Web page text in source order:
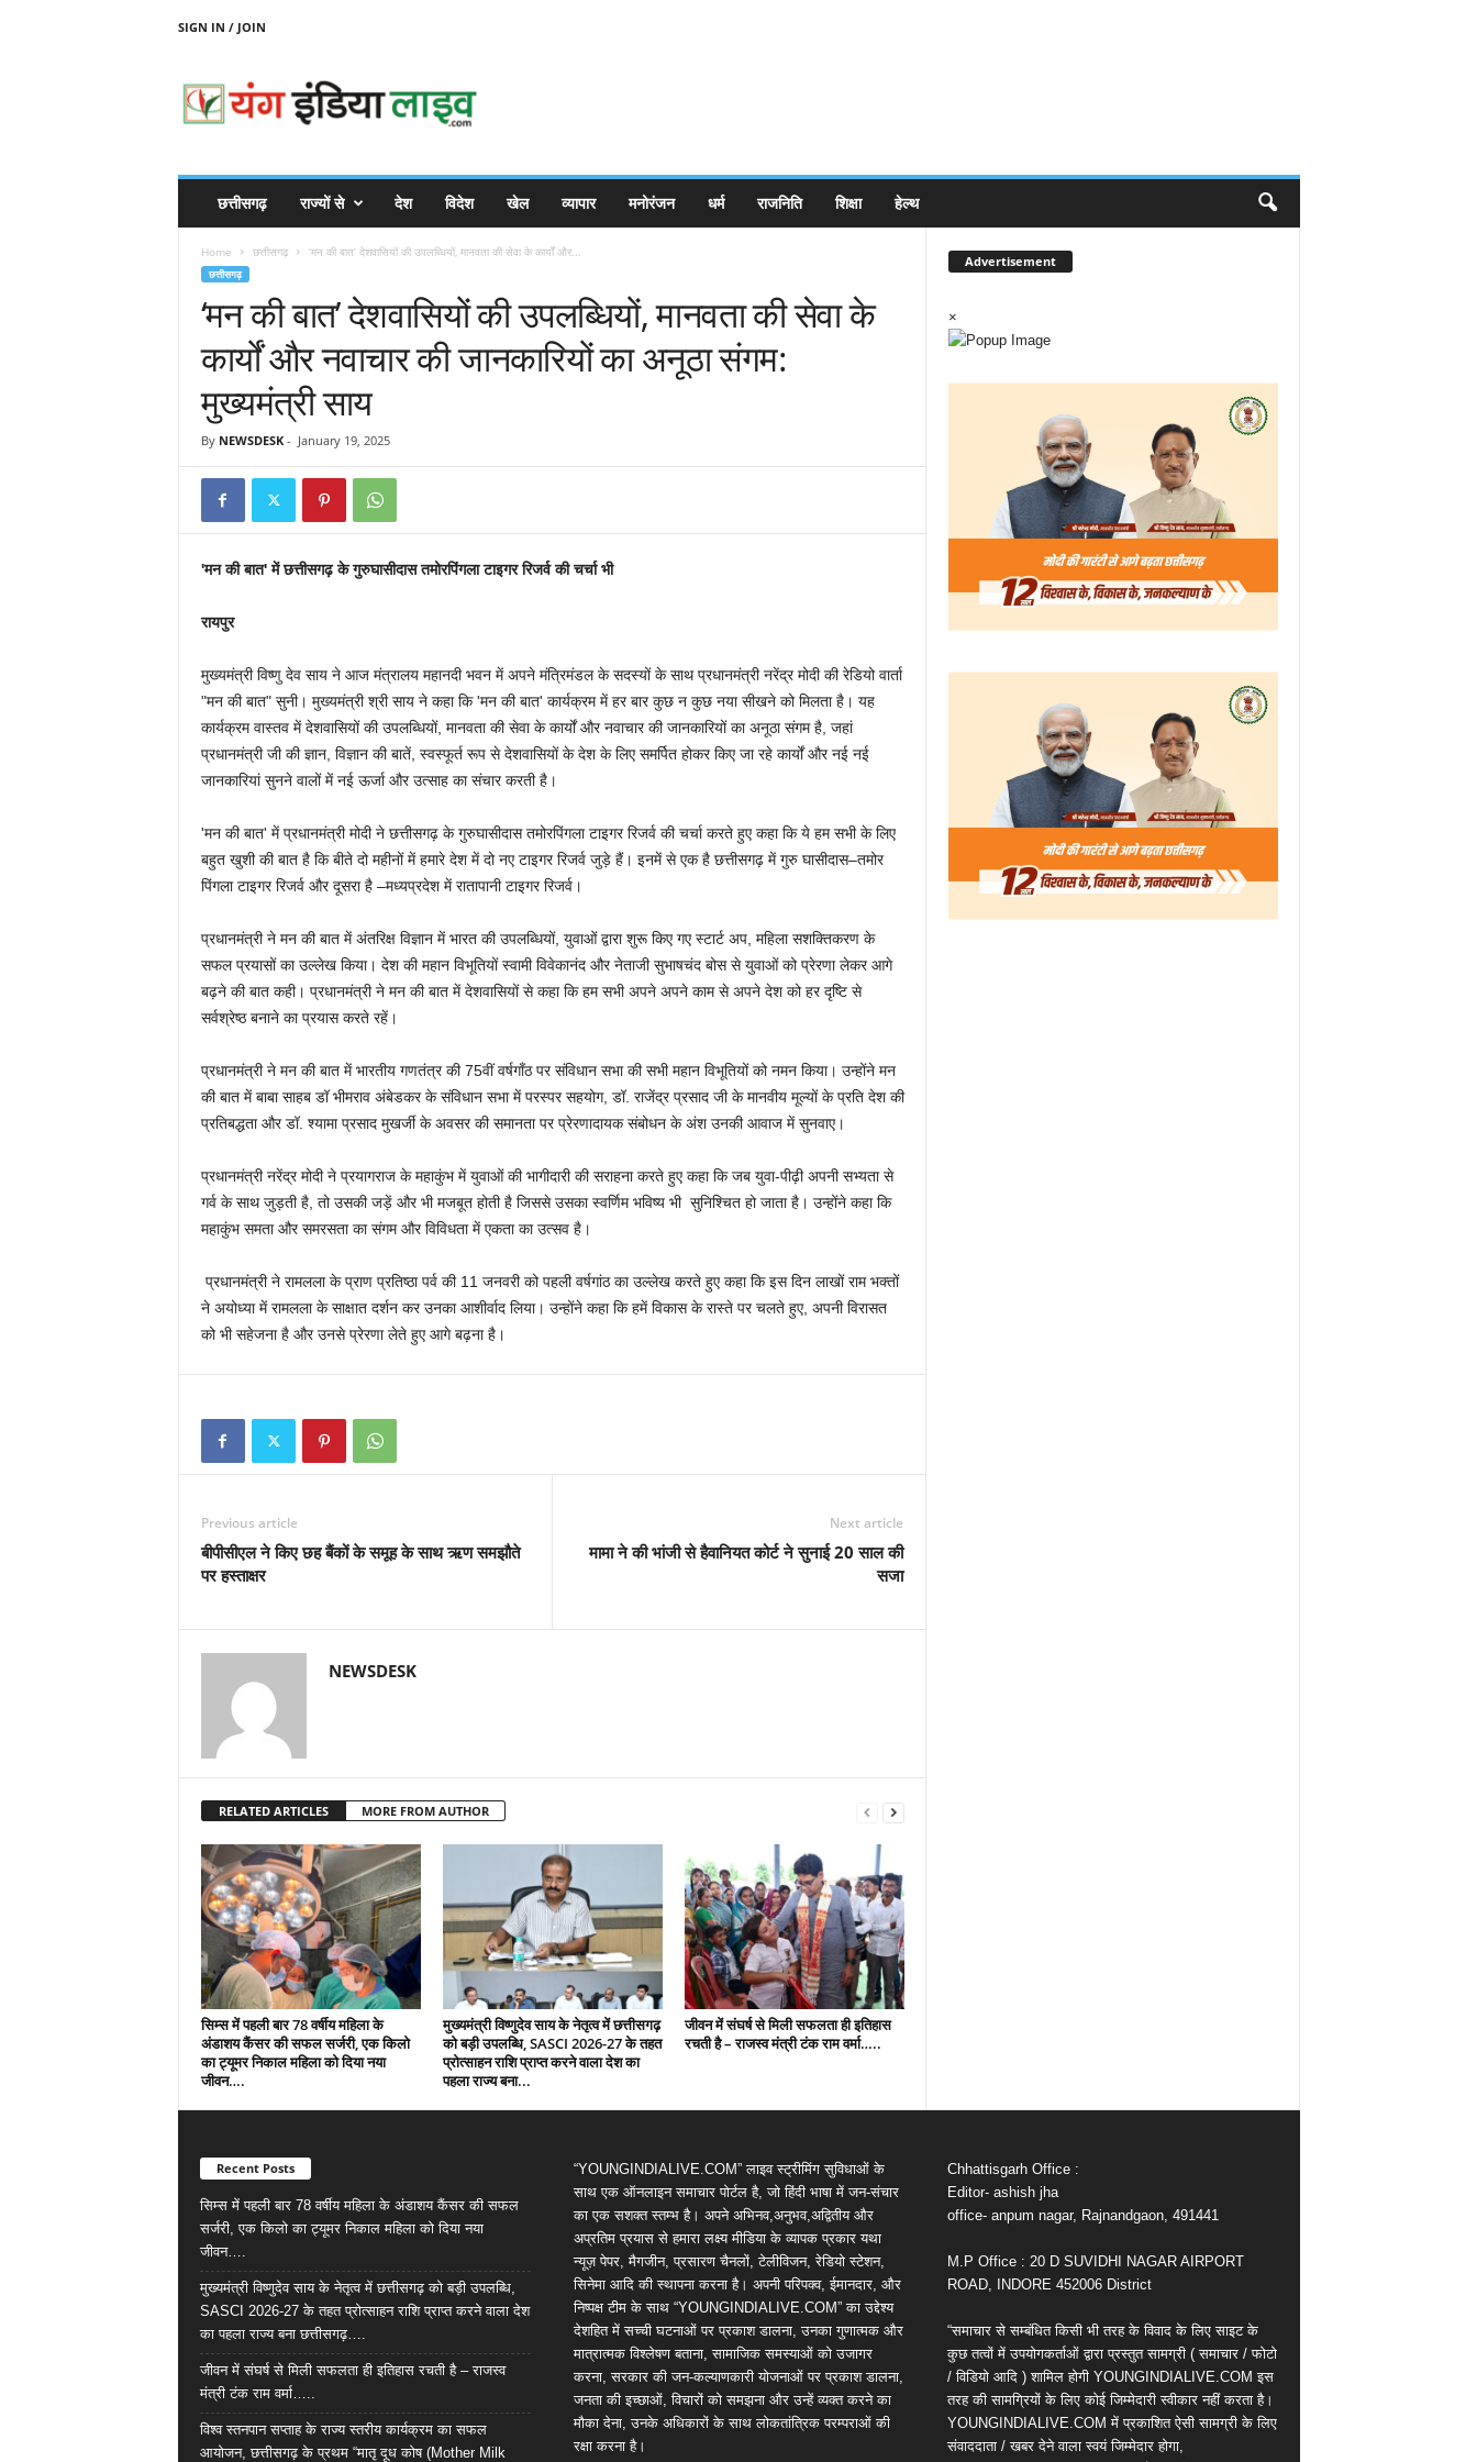
SIGN IN / JOIN
N
छत्तीसगढ़ राज्यों से देश विदेश खेल व्यापार मनोरंजन धर्म राजनिति शिक्षा हेल्थ
Home छत्तीसगढ़ ‘मन की बात’ देशवासियों की उपलब्धियों, मानवता की सेवा के कार्यों और...
छत्तीसगढ़
‘मन की बात’ देशवासियों की उपलब्धियों, मानवता की सेवा के
कार्यों और नवाचार की जानकारियों का अनूठा संगम:
मुख्यमंत्री साय
By NEWSDESK- January 19, 2025
'मन की बात' में छत्तीसगढ़ के गुरुघासीदास तमोरपिंगला टाइगर रिजर्व की चर्चा भी
रायपुर
मुख्यमंत्री विष्णु देव साय ने आज मंत्रालय महानदी भवन में अपने मंत्रिमंडल के सदस्यों के साथ प्रधानमंत्री नरेंद्र मोदी की रेडियो वार्ता
"मन की बात" सुनी। मुख्यमंत्री श्री साय ने कहा कि 'मन की बात' कार्यक्रम में हर बार कुछ न कुछ नया सीखने को मिलता है। यह
कार्यक्रम वास्तव में देशवासियों की उपलब्धियों, मानवता की सेवा के कार्यों और नवाचार की जानकारियों का अनूठा संगम है, जहां
प्रधानमंत्री जी की ज्ञान, विज्ञान की बातें, स्वस्फूर्त रूप से देशवासियों के देश के लिए समर्पित होकर किए जा रहे कार्यों और नई नई
जानकारियां सुनने वालों में नई ऊर्जा और उत्साह का संचार करती है।
'मन की बात' में प्रधानमंत्री मोदी ने छत्तीसगढ़ के गुरुघासीदास तमोरपिंगला टाइगर रिजर्व की चर्चा करते हुए कहा कि ये हम सभी के लिए
बहुत खुशी की बात है कि बीते दो महीनों में हमारे देश में दो नए टाइगर रिजर्व जुड़े हैं। इनमें से एक है छत्तीसगढ़ में गुरु घासीदास–तमोर
पिंगला टाइगर रिजर्व और दूसरा है –मध्यप्रदेश में रातापानी टाइगर रिजर्व।
प्रधानमंत्री ने मन की बात में अंतरिक्ष विज्ञान में भारत की उपलब्धियों, युवाओं द्वारा शुरू किए गए स्टार्ट अप, महिला सशक्तिकरण के
सफल प्रयासों का उल्लेख किया। देश की महान विभूतियों स्वामी विवेकानंद और नेताजी सुभाषचंद बोस से युवाओं को प्रेरणा लेकर आगे
बढ़ने की बात कही। प्रधानमंत्री ने मन की बात में देशवासियों से कहा कि हम सभी अपने अपने काम से अपने देश को हर दृष्टि से
सर्वश्रेष्ठ बनाने का प्रयास करते रहें।
प्रधानमंत्री ने मन की बात में भारतीय गणतंत्र की 75वीं वर्षगाँठ पर संविधान सभा की सभी महान विभूतियों को नमन किया। उन्होंने मन
की बात में बाबा साहब डॉ भीमराव अंबेडकर के संविधान सभा में परस्पर सहयोग, डॉ. राजेंद्र प्रसाद जी के मानवीय मूल्यों के प्रति देश की
प्रतिबद्धता और डॉ. श्यामा प्रसाद मुखर्जी के अवसर की समानता पर प्रेरणादायक संबोधन के अंश उनकी आवाज में सुनवाए।
प्रधानमंत्री नरेंद्र मोदी ने प्रयागराज के महाकुंभ में युवाओं की भागीदारी की सराहना करते हुए कहा कि जब युवा-पीढ़ी अपनी सभ्यता से
गर्व के साथ जुड़ती है, तो उसकी जड़ें और भी मजबूत होती है जिससे उसका स्वर्णिम भविष्य भी सुनिश्चित हो जाता है। उन्होंने कहा कि
महाकुंभ समता और समरसता का संगम और विविधता में एकता का उत्सव है।
प्रधानमंत्री ने रामलला के प्राण प्रतिष्ठा पर्व की 11 जनवरी को पहली वर्षगांठ का उल्लेख करते हुए कहा कि इस दिन लाखों राम भक्तों
ने अयोध्या में रामलला के साक्षात दर्शन कर उनका आशीर्वाद लिया। उन्होंने कहा कि हमें विकास के रास्ते पर चलते हुए, अपनी विरासत
को भी सहेजना है और उनसे प्रेरणा लेते हुए आगे बढ़ना है।
Previous article
बीपीसीएल ने किए छह बैंकों के समूह के साथ ऋण समझौते
पर हस्ताक्षर
Next article
मामा ने की भांजी से हैवानियत कोर्ट ने सुनाई 20 साल की
सजा
NEWSDESK
RELATED ARTICLES MORE FROM AUTHOR
सिम्स में पहली बार 78 वर्षीय महिला के
अंडाशय कैंसर की सफल सर्जरी, एक किलो
का ट्यूमर निकाल महिला को दिया नया
जीवन….
मुख्यमंत्री विष्णुदेव साय के नेतृत्व में छत्तीसगढ़
को बड़ी उपलब्धि, SASCI 2026-27 के तहत
प्रोत्साहन राशि प्राप्त करने वाला देश का
पहला राज्य बना...
जीवन में संघर्ष से मिली सफलता ही इतिहास
रचती है – राजस्व मंत्री टंक राम वर्मा…..
Advertisement
×
Recent Posts
सिम्स में पहली बार 78 वर्षीय महिला के अंडाशय कैंसर की सफल
सर्जरी, एक किलो का ट्यूमर निकाल महिला को दिया नया
जीवन….
मुख्यमंत्री विष्णुदेव साय के नेतृत्व में छत्तीसगढ़ को बड़ी उपलब्धि,
SASCI 2026-27 के तहत प्रोत्साहन राशि प्राप्त करने वाला देश
का पहला राज्य बना छत्तीसगढ़….
जीवन में संघर्ष से मिली सफलता ही इतिहास रचती है – राजस्व
मंत्री टंक राम वर्मा…..
विश्व स्तनपान सप्ताह के राज्य स्तरीय कार्यक्रम का सफल
आयोजन, छत्तीसगढ़ के प्रथम “मातृ दूध कोष (Mother Milk
“YOUNGINDIALIVE.COM” लाइव स्ट्रीमिंग सुविधाओं के
साथ एक ऑनलाइन समाचार पोर्टल है, जो हिंदी भाषा में जन-संचार
का एक सशक्त स्तम्भ है। अपने अभिनव,अनुभव,अद्वितीय और
अप्रतिम प्रयास से हमारा लक्ष्य मीडिया के व्यापक प्रकार यथा
न्यूज़ पेपर, मैगजीन, प्रसारण चैनलों, टेलीविजन, रेडियो स्टेशन,
सिनेमा आदि की स्थापना करना है। अपनी परिपक्व, ईमानदार, और
निष्पक्ष टीम के साथ “YOUNGINDIALIVE.COM” का उद्देश्य
देशहित में सच्ची घटनाओं पर प्रकाश डालना, उनका गुणात्मक और
मात्रात्मक विश्लेषण बताना, सामाजिक समस्याओं को उजागर
करना, सरकार की जन-कल्याणकारी योजनाओं पर प्रकाश डालना,
जनता की इच्छाओं, विचारों को समझना और उन्हें व्यक्त करने का
मौका देना, उनके अधिकारों के साथ लोकतांत्रिक परम्पराओं की
रक्षा करना है।
Chhattisgarh Office :
Editor- ashish jha
office- anpum nagar, Rajnandgaon, 491441
M.P Office : 20 D SUVIDHI NAGAR AIRPORT
ROAD, INDORE 452006 District
“समाचार से सम्बंधित किसी भी तरह के विवाद के लिए साइट के
कुछ तत्वों में उपयोगकर्ताओं द्वारा प्रस्तुत सामग्री ( समाचार / फोटो
/ विडियो आदि ) शामिल होगी YOUNGINDIALIVE.COM इस
तरह की सामग्रियों के लिए कोई जिम्मेदारी स्वीकार नहीं करता है।
YOUNGINDIALIVE.COM में प्रकाशित ऐसी सामग्री के लिए
संवाददाता / खबर देने वाला स्वयं जिम्मेदार होगा,